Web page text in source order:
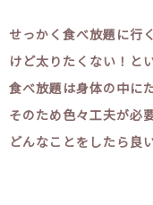
せっかく食べ放題に行
けど太りたくない！と
食べ放題は身体の中に
そのため色々工夫が必
どんなことをしたら良